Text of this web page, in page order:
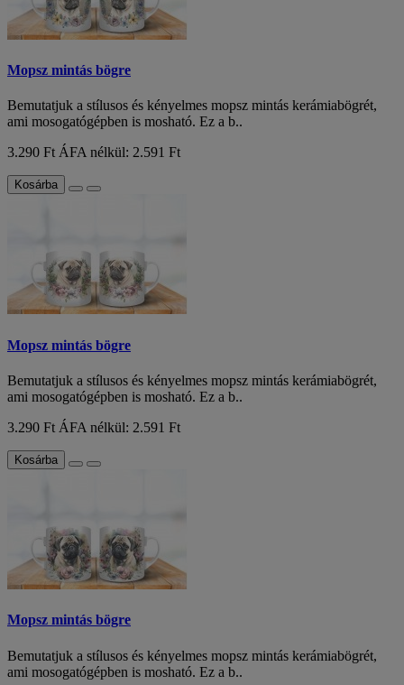
Mopsz mintás bögre
Bemutatjuk a stílusos és kényelmes mopsz mintás kerámiabögrét,
ami mosogatógépben is mosható. Ez a b..
3.290 FtÁFA nélkül: 2.591 Ft
Kosárba
Mopsz mintás bögre
Bemutatjuk a stílusos és kényelmes mopsz mintás kerámiabögrét,
ami mosogatógépben is mosható. Ez a b..
3.290 Ft ÁFA nélkül: 2.591 Ft
Kosárba
Mopsz mintás bögre
Bemutatjuk a stílusos és kényelmes mopsz mintás kerámiabögrét,
ami mosogatógépben is mosható. Ez a b..